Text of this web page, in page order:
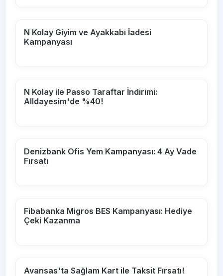
N Kolay Giyim ve Ayakkabı İadesi
Kampanyası
N Kolay ile Passo Taraftar İndirimi:
Alldayesim'de %40!
Denizbank Ofis Yem Kampanyası: 4 Ay Vade
Fırsatı
Fibabanka Migros BES Kampanyası: Hediye
Çeki Kazanma
Avansas'ta Sağlam Kart ile Taksit Fırsatı!